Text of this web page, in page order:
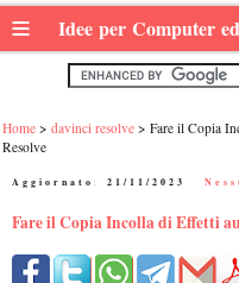
≡ Idee per Computer
Home davinci resolve
Fare il Copia
Resolve
Aggiornato: 21/11/2023
Fare il Copia Incolla di Effetti